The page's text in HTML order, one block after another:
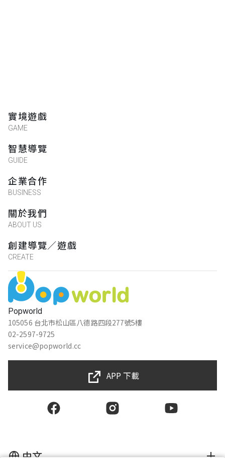
Popworld
105056 台北市松山區八德路四段277號5樓
02-2597-9725
service@popworld.cc
實境遊戲
GAME
智慧導覽
GUIDE
企業合作
BUSINESS
關於我們
ABOUT US
創建導覽／遊戲
CREATE
APP 下載